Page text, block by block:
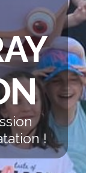
!